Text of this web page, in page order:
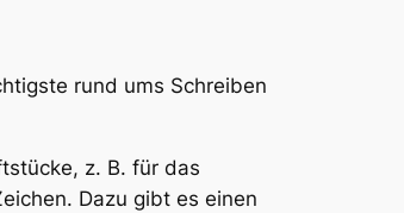
rund ums Schreiben
z. B. für das
Dazu gibt es einen